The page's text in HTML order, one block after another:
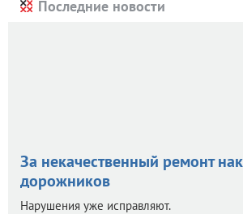
Последние новости
За некачественный ремонт
дорожников
Нарушения уже исправляют.